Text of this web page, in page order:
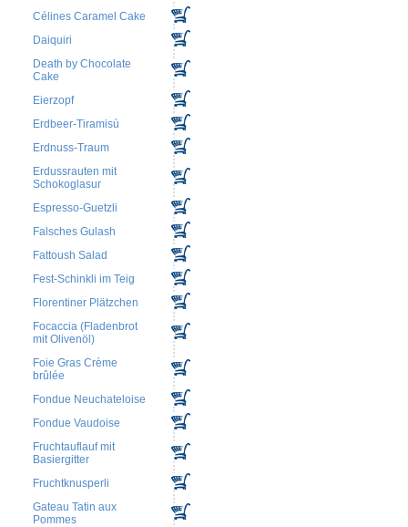
Célines Caramel Cake
Daiquiri
Death by Chocolate
Cake
Eierzopf
Erdbeer-Tiramisù
Erdnuss-Traum
Erdussrauten mit
Schokoglasur
Espresso-Guetzli
Falsches Gulash
Fattoush Salad
Fest-Schinkli im Teig
Florentiner Plätzchen
Focaccia (Fladenbrot
mit Olivenöl)
Foie Gras Crème
brûlée
Fondue Neuchateloise
Fondue Vaudoise
Fruchtauflauf mit
Basiergitter
Fruchtknusperli
Gateau Tatin aux
Pommes